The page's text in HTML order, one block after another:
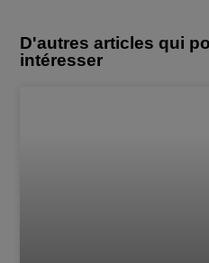
D'autres articles qui
intéresser